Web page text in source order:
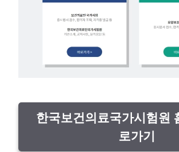
한국보건의료국가시험원
로가기